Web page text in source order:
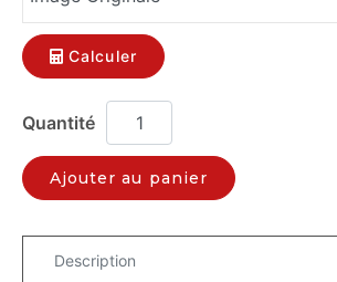
Calculer
Ajouter au panier
Description